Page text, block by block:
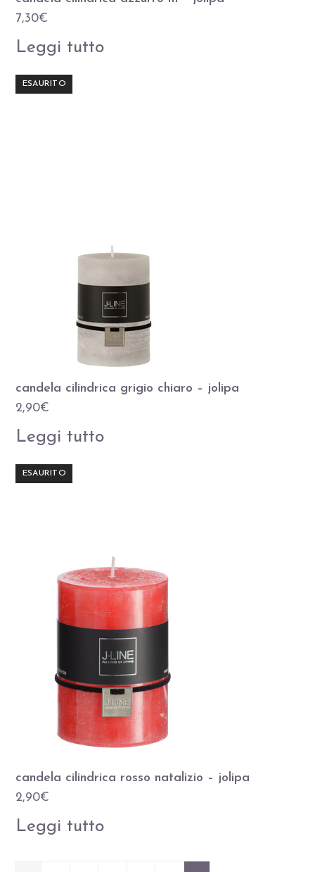
7,30€
Leggi tutto
ESAURITO
candela cilindrica grigio chiaro – jolipa
2,90€
Leggi tutto
ESAURITO
candela cilindrica rosso natalizio – jolipa
2,90€
Leggi tutto